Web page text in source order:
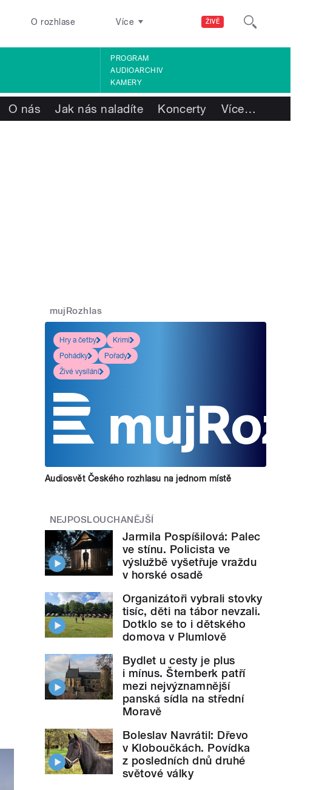
ŽIVĚ
O rozhlase Více
PROGRAM
AUDIOARCHIV
KAMERY
O nás Jak nás naladíte Koncerty Více…
mujRozhlas
Hry a četby
Krimi
Pohádky
Pořady
Živé vysílání
Audiosvět Českého rozhlasu na jednom místě
NEJPOSLOUCHANĚJŠÍ
Jarmila Pospíšilová: Palec
ve stínu. Policista ve
výslužbě vyšetřuje vraždu
v horské osadě
Organizátoři vybrali stovky
tisíc, děti na tábor nevzali.
Dotklo se to i dětského
domova v Plumlově
Bydlet u cesty je plus
i mínus. Šternberk patří
mezi nejvýznamnější
panská sídla na střední
Moravě
Boleslav Navrátil: Dřevo
v Kloboučkách. Povídka
z posledních dnů druhé
světové války